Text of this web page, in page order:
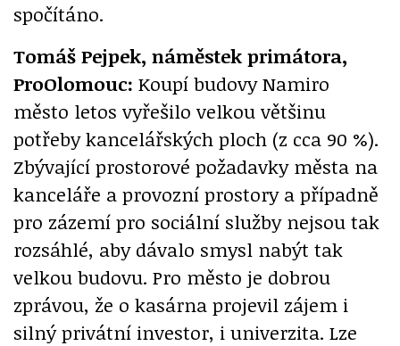
spočítáno.
Tomáš Pejpek, náměstek primátora,
ProOlomouc: Koupí budovy Namiro
město letos vyřešilo velkou většinu
potřeby kancelářských ploch (z cca 90 %).
Zbývající prostorové požadavky města na
kanceláře a provozní prostory a případně
pro zázemí pro sociální služby nejsou tak
rozsáhlé, aby dávalo smysl nabýt tak
velkou budovu. Pro město je dobrou
zprávou, že o kasárna projevil zájem i
silný privátní investor, i univerzita. Lze